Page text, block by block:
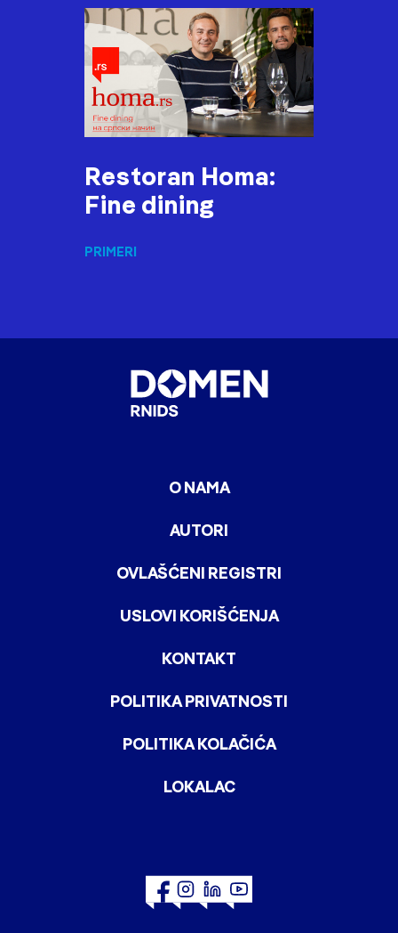
Restoran Homa:
Fine dining
PRIMERI
O NAMA
AUTORI
OVLAŠĆENI REGISTRI
USLOVI KORIŠĆENJA
KONTAKT
POLITIKA PRIVATNOSTI
POLITIKA KOLAČIĆA
LOKALAC